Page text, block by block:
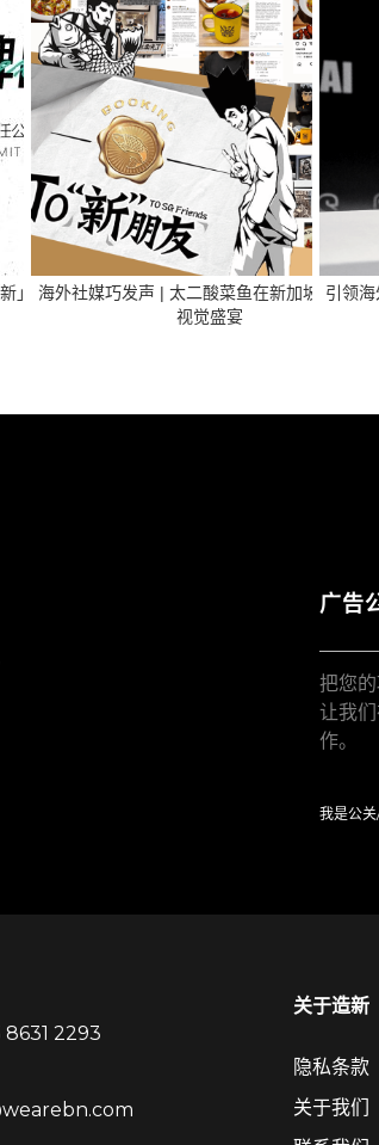
」图鉴》
海外社媒巧发声 | 太二酸菜鱼在新加坡的口碑&
视觉盛宴
引领
广告
把您
让我
作。
我是公
2293
关于造新
隐私条款
关于我们